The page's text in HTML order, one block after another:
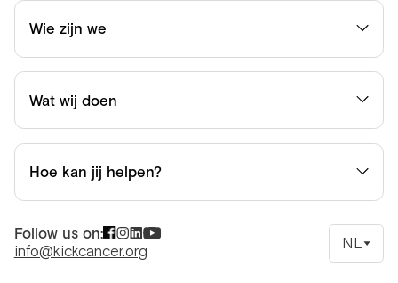
Wie zijn we
Wat wij doen
Hoe kan jij helpen?
Follow us on:
info@kickcancer.org
NL